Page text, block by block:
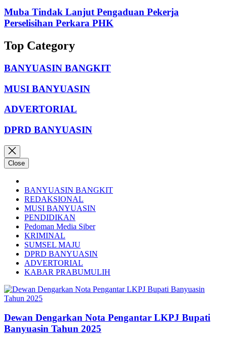
Muba Tindak Lanjut Pengaduan Pekerja
Perselisihan Perkara PHK
Top Category
BANYUASIN BANGKIT
MUSI BANYUASIN
ADVERTORIAL
DPRD BANYUASIN
Close
BANYUASIN BANGKIT
REDAKSIONAL
MUSI BANYUASIN
PENDIDIKAN
Pedoman Media Siber
KRIMINAL
SUMSEL MAJU
DPRD BANYUASIN
ADVERTORIAL
KABAR PRABUMULIH
Dewan Dengarkan Nota Pengantar LKPJ Bupati
Banyuasin Tahun 2025